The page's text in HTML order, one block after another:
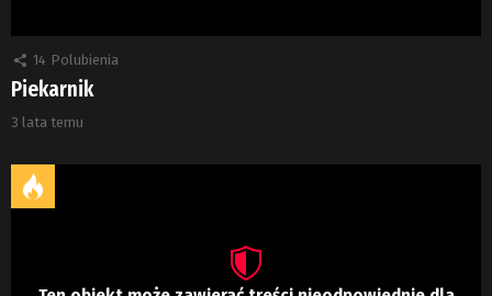
14 Polubienia
Piekarnik
3 lata temu